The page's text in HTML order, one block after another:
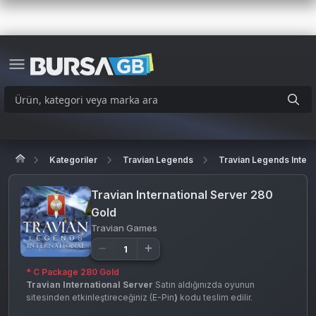
Kategoriler Travian Legends Travian Legends
Travian International Server 280
Gold
Travian Games
* C Package 280 Gold
Travian International Server Satın aldığınızda oyunun
sitesinden etkinleştireceğiniz (E-Pin) kodu teslim edilir.